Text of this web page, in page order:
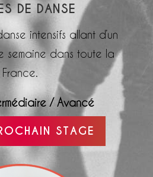
DE DANSE
intensifs allant d’un
semaine dans toute la
France.
/ Avancé
STAGE